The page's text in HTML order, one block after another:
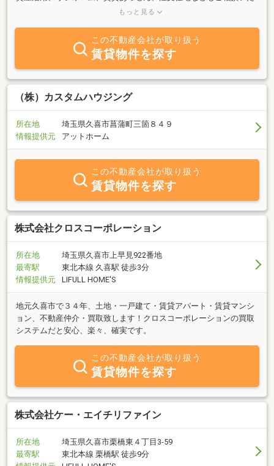
だけます。センチュリー21加盟店として、幅広い販売活動でお客様
たちカクダイネットワークは、暮らしの中の「ここち好さ」とは、
人と人、人と家、そして人と地域とのあたたかい”つながり”から生
まれるものと考え、お客様との信頼関係を大切にしています。久喜
エリア周辺の売買物件・賃貸物件のお探しなら、当店にお任せ下さ
い。また、売却から相談に関するご相談も地域に精通したスタッフ
がお手伝いさせて頂きます。
もっと見る
この不動産会社が取り扱う
賃貸物件を探す
（株）カスタムハウジング
所在地
埼玉県久喜市菖蒲町三箇８４９
情報提供元
アットホーム
この不動産会社が取り扱う
賃貸物件を探す
株式会社クロスコーポレーション
所在地
埼玉県久喜市上早見922番地
最寄駅
東北本線 久喜駅 徒歩3分
情報提供元
LIFULL HOME'S
地元久喜市で３４年、土地・一戸建て・賃貸アパート・賃貸マンシ
ョン、不動産仲介・買取致します！クロスコーポレーションの買取
システムだと安心、楽々、確実です。
この不動産会社が取り扱う
賃貸物件を探す
株式会社ケー・エイチリファイン
所在地
埼玉県久喜市栗橋東４丁目3-59
最寄駅
東北本線 栗橋駅 徒歩9分